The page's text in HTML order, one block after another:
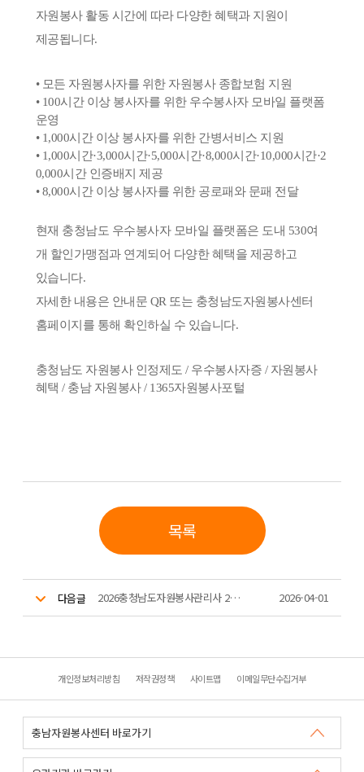
자원봉사 활동 시간에 따라 다양한 혜택과 지원이
제공됩니다.
• 모든 자원봉사자를 위한 자원봉사 종합보험 지원
• 100시간 이상 봉사자를 위한 우수봉사자 모바일 플랫폼
운영
• 1,000시간 이상 봉사자를 위한 간병서비스 지원
• 1,000시간·3,000시간·5,000시간·8,000시간·10,000시간·2
0,000시간 인증배지 제공
• 8,000시간 이상 봉사자를 위한 공로패와 문패 전달
현재 충청남도 우수봉사자 모바일 플랫폼은 도내 530여
개 할인가맹점과 연계되어 다양한 혜택을 제공하고
있습니다.
자세한 내용은 안내문 QR 또는 충청남도자원봉사센터
홈페이지를 통해 확인하실 수 있습니다.
충청남도 자원봉사 인정제도 / 우수봉사자증 / 자원봉사
혜택 / 충남 자원봉사 / 1365자원봉사포털
목록
다음글 2026충청남도자원봉사관리사 2급 자격증 과정 시간표 안내 2026-04-01
개인정보처리방침 저작권정책 사이트맵 이메일무단수집거부